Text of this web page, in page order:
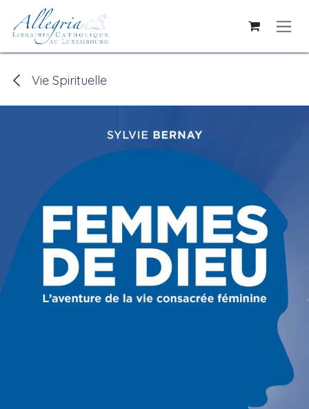
Se rendre au contenu
Vie Spirituelle